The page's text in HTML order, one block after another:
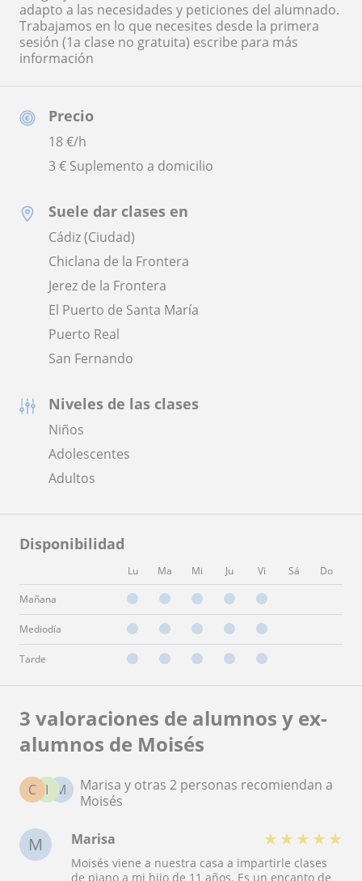
Precio
18€/h
3 € Suplemento a domicilio
Suele dar clases en
Cádiz (Ciudad)
Chiclana de la Frontera
Jerez de la Frontera
El Puerto de Santa María
Puerto Real
San Fernando
Niveles de las clases
Niños
Adolescentes
Adultos
Disponibilidad
Lu Ma Mi Ju Vi Sá Do
Mañana
Mediodía
Tarde
adapto a las necesidades y peticiones del alumnado.
Trabajamos en lo que necesites desde la primera
sesión (1a clase no gratuita) escribe para más
información
3 valoraciones de alumnos y ex-
alumnos de Moisés
M
I
C
Marisa y otras 2 personas recomiendan a
Moisés
M Marisa ★ ★ ★ ★ ★
Moisés viene a nuestra casa a impartirle clases
de piano a mi hijo de 11 años. Es un encanto de